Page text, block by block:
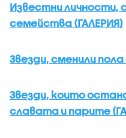
Известни личности,
семейства (ГАЛЕРИЯ)
Звезди, сменили пола
Звезди, които
славата и парите